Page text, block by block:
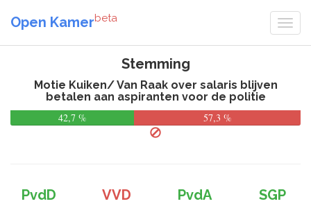
Open Kamerbeta
Stemming
Motie Kuiken/ Van Raak over salaris blijven
betalen aan aspiranten voor de politie
42,7 %
57,3 %
PvdD VVD PvdA
SGP